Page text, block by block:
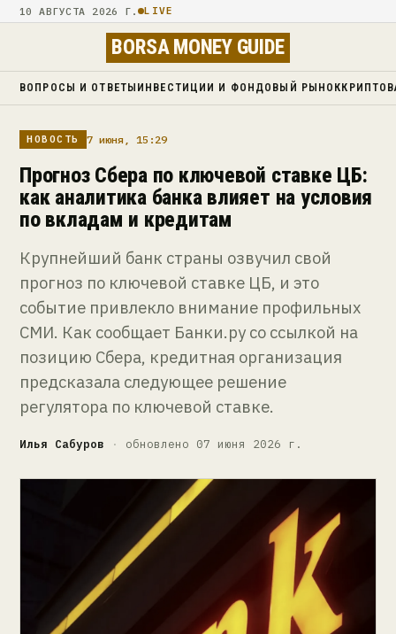
10 АВГУСТА 2026 Г. LIVE
BORSA MONEY GUIDE
ВОПРОСЫ И ОТВЕТЫ ИНВЕСТИЦИИ И ФОНДОВЫЙ РЫНОК
НОВОСТЬ 7 июня, 15:29
Прогноз Сбера по ключевой ставке ЦБ:
как аналитика банка влияет на условия
по вкладам и кредитам
Крупнейший банк страны озвучил свой
прогноз по ключевой ставке ЦБ, и это
событие привлекло внимание профильных
СМИ. Как сообщает Банки.ру со ссылкой на
позицию Сбера, кредитная организация
предсказала следующее решение
регулятора по ключевой ставке.
Илья Сабуров · обновлено 07 июня 2026 г.